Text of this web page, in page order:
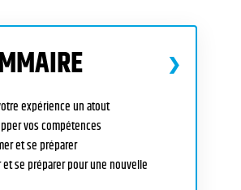
expérience un atout
vos compétences
et se préparer
et se préparer pour une nouvelle